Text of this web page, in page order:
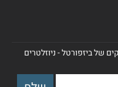
של ביזפורטל - ניוזלטרים